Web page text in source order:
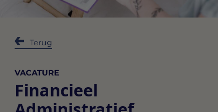
Terug
VACATURE
Financieel